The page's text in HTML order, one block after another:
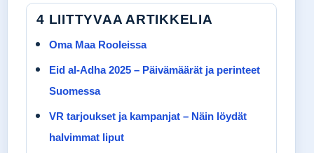
4 LIITTYVAA ARTIKKELIA
Oma Maa Rooleissa
Eid al-Adha 2025 – Päivämäärät ja perinteet
Suomessa
VR tarjoukset ja kampanjat – Näin löydät
halvimmat liput